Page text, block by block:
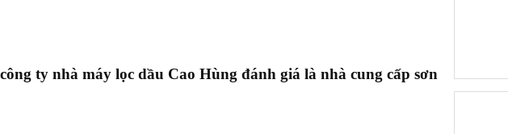
ty nhà máy lọc dầu Cao Hùng đánh giá là nhà cung cấp sơn